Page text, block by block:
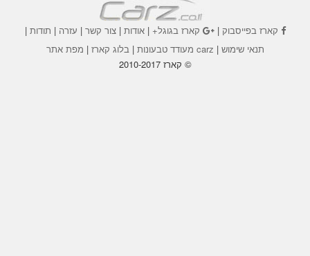
קארז בפייסבוק| קארז בגוגל+|אודות |צור קשר | עזרה | תודות |
תנאי שימוש | carz מעודד טבעונות | בלוג קארז | מפת אתר
© קארז 2010-2017